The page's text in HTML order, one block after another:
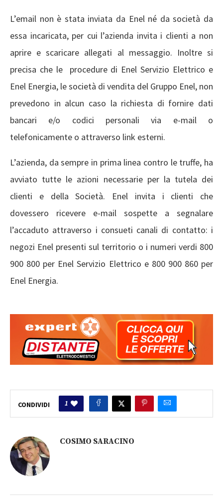
L’email non è stata inviata da Enel né da società da
essa incaricata, per cui l’azienda invita i clienti a non
aprire e scaricare allegati al messaggio. Inoltre si
precisa che le procedure di Enel Servizio Elettrico e
Enel Energia, le società di vendita del Gruppo Enel, non
prevedono in alcun caso la richiesta di fornire dati
bancari e/o codici personali via e-mail o
telefonicamente o attraverso link esterni.
L’azienda, da sempre in prima linea contro le truffe, ha
avviato tutte le azioni necessarie per la tutela dei
clienti e della Società. Enel invita i clienti che
dovessero ricevere e-mail sospette a segnalare
l’accaduto attraverso i consueti canali di contatto: i
negozi Enel presenti sul territorio o i numeri verdi 800
900 800 per Enel Servizio Elettrico e 800 900 860 per
Enel Energia.
CONDIVIDI 1
COSIMO SARACINO